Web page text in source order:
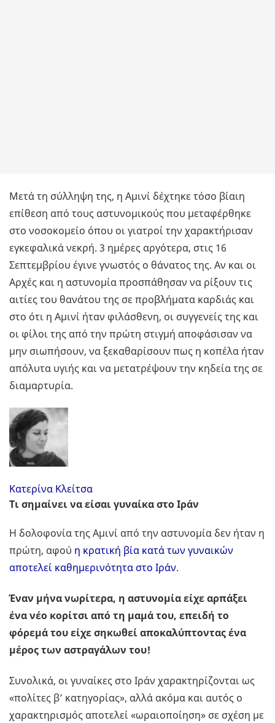
Μετά τη σύλληψη της, η Αμινί δέχτηκε τόσο βίαιη
επίθεση από τους αστυνομικούς που μεταφέρθηκε
στο νοσοκομείο όπου οι γιατροί την χαρακτήρισαν
εγκεφαλικά νεκρή. 3 ημέρες αργότερα, στις 16
Σεπτεμβρίου έγινε γνωστός ο θάνατος της. Αν και οι
Αρχές και η αστυνομία προσπάθησαν να ρίξουν τις
αιτίες του θανάτου της σε προβλήματα καρδιάς και
στο ότι η Αμινί ήταν φιλάσθενη, οι συγγενείς της και
οι φίλοι της από την πρώτη στιγμή αποφάσισαν να
μην σιωπήσουν, να ξεκαθαρίσουν πως η κοπέλα ήταν
απόλυτα υγιής και να μετατρέψουν την κηδεία της σε
διαμαρτυρία.
Κατερίνα Κλείτσα
Τι σημαίνει να είσαι γυναίκα στο Ιράν
Η δολοφονία της Αμινί από την αστυνομία δεν ήταν η
πρώτη, αφού η κρατική βία κατά των γυναικών
αποτελεί καθημερινότητα στο Ιράν.
Έναν μήνα νωρίτερα, η αστυνομία είχε αρπάξει
ένα νέο κορίτσι από τη μαμά του, επειδή το
φόρεμά του είχε σηκωθεί αποκαλύπτοντας ένα
μέρος των αστραγάλων του!
Συνολικά, οι γυναίκες στο Ιράν χαρακτηρίζονται ως
«πολίτες β’ κατηγορίας», αλλά ακόμα και αυτός ο
χαρακτηρισμός αποτελεί «ωραιοποίηση» σε σχέση με